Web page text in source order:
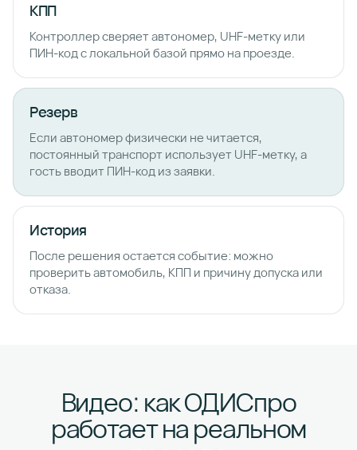
КПП
Контроллер сверяет автономер, UHF-метку или
ПИН-код с локальной базой прямо на проезде.
Резерв
Если автономер физически не читается,
постоянный транспорт использует UHF-метку, а
гость вводит ПИН-код из заявки.
История
После решения остается событие: можно
проверить автомобиль, КПП и причину допуска или
отказа.
Видео: как ОДИСпро
работает на реальном